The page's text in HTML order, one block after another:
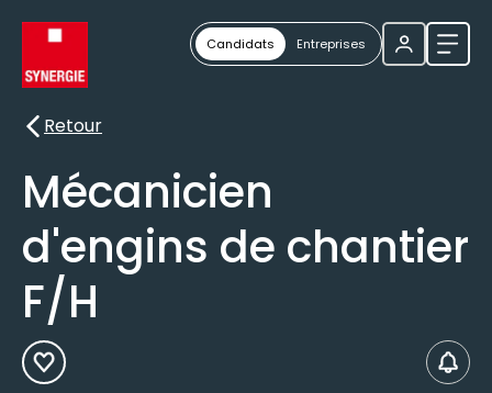
Candidats Entreprises
Retour
Retour
Mécanicien
d'engins de chantier
F/H
Ajouter aux Favoris